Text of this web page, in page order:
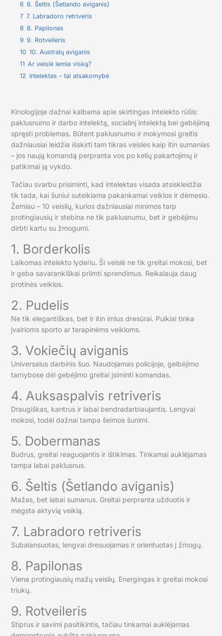
6 6. Šeltis (Šetlando aviganis)
7 7. Labradoro retriveris
8 8. Papilonas
9 9. Rotveileris
10 10. Australų aviganis
11 Ar veislė lemia viską?
12 Intelektas – tai atsakomybė
Kinologijoje dažnai kalbama apie skirtingas intelekto rūšis:
paklusnumo ir darbo intelektą, socialinį intelektą bei gebėjimą
spręsti problemas. Būtent paklusnumo ir mokymosi greitis
dažniausiai leidžia išskirti tam tikras veisles kaip itin sumanias
– jos naują komandą perpranta vos po kelių pakartojimų ir
patikimai ją vykdo.
Tačiau svarbu prisiminti, kad intelektas visada atsiskleidžia
tik tada, kai šuniui suteikiama pakankamai veiklos ir dėmesio.
Žemiau – 10 veislių, kurios dažniausiai minimos tarp
protingiausių ir stebina ne tik paklusnumu, bet ir gebėjimu
dirbti kartu su žmogumi.
1. Borderkolis
Laikomas intelekto lyderiu. Ši veislė ne tik greitai mokosi, bet
ir geba savarankiškai priimti sprendimus. Reikalauja daug
protinės veiklos.
2. Pudelis
Ne tik elegantiškas, bet ir itin imlus dresūrai. Puikiai tinka
įvairioms sporto ar terapinėms veikloms.
3. Vokiečių aviganis
Universalus darbinis šuo. Naudojamas policijoje, gelbėjimo
tarnybose dėl gebėjimo greitai įsiminti komandas.
4. Auksaspalvis retriveris
Draugiškas, kantrus ir labai bendradarbiaujantis. Lengvai
mokosi, todėl dažnai tampa šeimos šunimi.
5. Dobermanas
Budrus, greitai reaguojantis ir ištikimas. Tinkamai auklėjamas
tampa labai paklusnus.
6. Šeltis (Šetlando aviganis)
Mažas, bet labai sumanus. Greitai perpranta užduotis ir
mėgsta aktyvią veiklą.
7. Labradoro retriveris
Subalansuotas, lengvai dresuojamas ir orientuotas į žmogų.
8. Papilonas
Viena protingiausių mažų veislių. Energingas ir greitai mokosi
triukų.
9. Rotveileris
Stiprus ir savimi pasitikintis, tačiau tinkamai auklėjamas